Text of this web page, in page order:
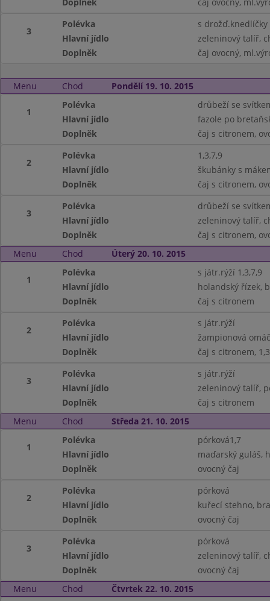
3
Polévka
s drožď.knedlíčky
Hlavní jídlo
zeleninový talíř,
Doplněk
čaj ovocný,
Menu Chod Pondělí 19. 10. 2015
1
Polévka
drůbeží se
Hlavní jídlo
fazole po
Doplněk
čaj s citronem,
2
Polévka
1,3,7,9
Hlavní jídlo
škubánky s
Doplněk
čaj s citronem,
3
Polévka
drůbeží se
Hlavní jídlo
zeleninový talíř,
Doplněk
čaj s citronem,
Menu
Chod Úterý 20. 10. 2015
1
Polévka
s játr.rýží 1,3,7,9
Hlavní jídlo
holandský řízek,
Doplněk
čaj s citronem
2
Polévka
s játr.rýží
Hlavní jídlo
žampionová
Doplněk
čaj s citronem,
3
Polévka
s játr.rýží
Hlavní jídlo
zeleninový talíř,
Doplněk
čaj s citronem
Menu
Chod Středa 21. 10. 2015
1
Polévka
pórková1,7
Hlavní jídlo
maďarský guláš,
Doplněk
ovocný čaj
2
Polévka
pórková
Hlavní jídlo
kuřecí stehno,
Doplněk
ovocný čaj
3
Polévka
pórková
Hlavní jídlo
zeleninový talíř,
Doplněk
ovocný čaj
Menu
Chod Čtvrtek 22. 10. 2015